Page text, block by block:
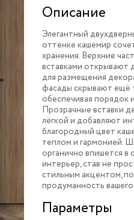
Описание
Элегантный
оттенке кашемир
хранения. Верхние
вставками открывают
для размещения
фасады скрывают ещё
обеспечивая порядок
Прозрачные вставки
лёгкой и добавляют
благородный цвет
теплом и гармонией.
органично впишется в
интерьер, став не
стильным акцентом,
продуманность
Параметры